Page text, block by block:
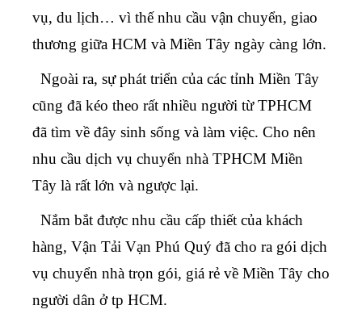
vụ, du lịch… vì thế nhu cầu vận chuyển, giao
thương giữa HCM và Miền Tây ngày càng lớn.
Ngoài ra, sự phát triển của các tỉnh Miền Tây
cũng đã kéo theo rất nhiều người từ TPHCM
đã tìm về đây sinh sống và làm việc. Cho nên
nhu cầu dịch vụ chuyển nhà TPHCM Miền
Tây là rất lớn và ngược lại.
Nắm bắt được nhu cầu cấp thiết của khách
hàng, Vận Tải Vạn Phú Quý đã cho ra gói dịch
vụ chuyển nhà trọn gói, giá rẻ về Miền Tây cho
người dân ở tp HCM.